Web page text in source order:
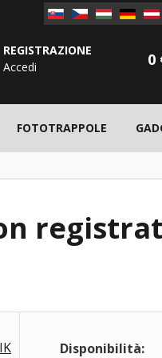
REGISTRAZIONE
Accedi
0
FOTOTRAPPOLE
Disponibilità: